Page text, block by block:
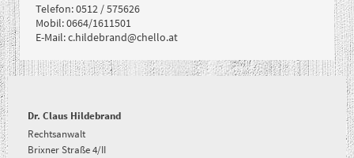
Telefon: 0512 / 575626
Mobil: 0664/1611501
E-Mail:c.hildebrand@chello.at
Dr. Claus Hildebrand
Rechtsanwalt
Brixner Straße 4/II